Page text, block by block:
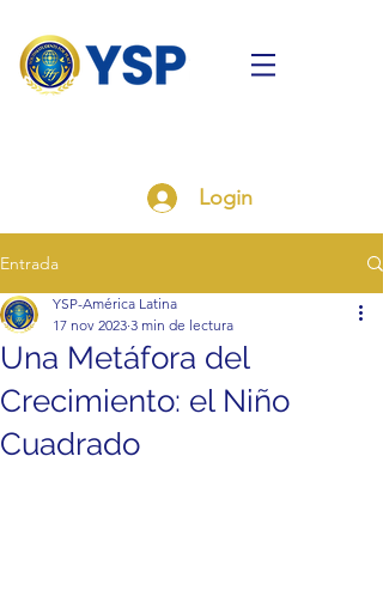
Login
Entrada
Una Metáfora del
Crecimiento: el Niño
Cuadrado
YSP-América Latina
17 nov 2023 3 min de lectura